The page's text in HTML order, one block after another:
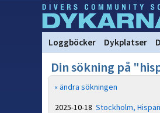
Loggböcker Dykplatser
Din sökning på
« ändra sökningen
2025-10-18 Stockholm,